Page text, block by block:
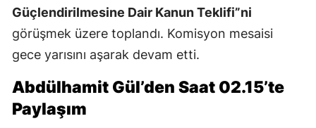
Güçlendirilmesine Dair Kanun Teklifi”ni
görüşmek üzere toplandı. Komisyon mesaisi
gece yarısını aşarak devam etti.
Abdülhamit Gül’den Saat 02.15’te
Paylaşım